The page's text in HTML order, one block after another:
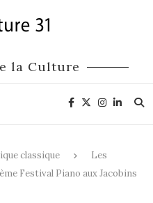
la Culture
classique
Les
Festival Piano aux Jacobins